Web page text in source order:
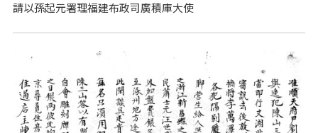
請以孫起元署理福建布政司廣積庫大使